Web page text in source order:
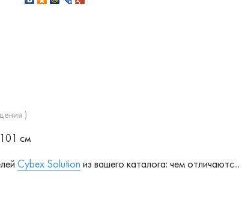
)
101 см
Cybex Solution из вашего каталога: чем отличаютс...